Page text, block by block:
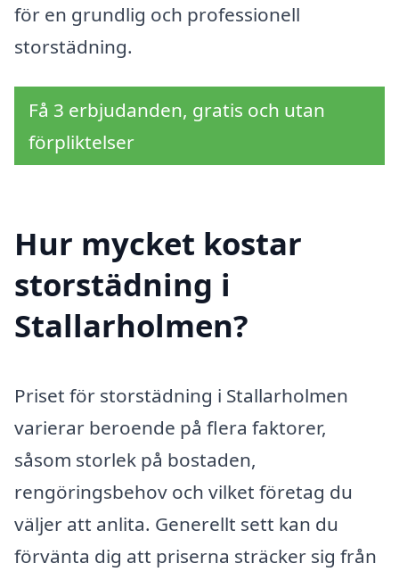
för en grundlig och professionell
storstädning.
Få 3 erbjudanden, gratis och utan
förpliktelser
Hur mycket kostar
storstädning i
Stallarholmen?
Priset för storstädning i Stallarholmen
varierar beroende på flera faktorer,
såsom storlek på bostaden,
rengöringsbehov och vilket företag du
väljer att anlita. Generellt sett kan du
förvänta dig att priserna sträcker sig från